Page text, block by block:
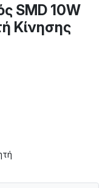
SMD 10W
Κίνησης